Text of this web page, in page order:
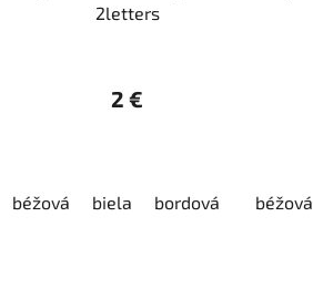
2letters
2 €
béžová biela bordová červená
béžová